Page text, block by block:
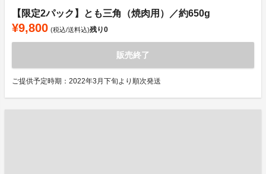
【限定2パック】とも三角（焼肉用）／約650g
¥9,800 (税込/送料込)残り0
販売終了
ご提供予定時期：2022年3月下旬より順次発送